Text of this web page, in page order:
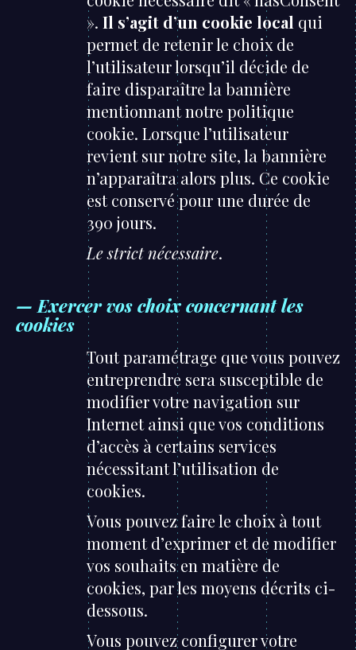
». Il s’agit d’un cookie local qui
permet de retenir le choix de
l’utilisateur lorsqu’il décide de
faire disparaître la bannière
mentionnant notre politique
cookie. Lorsque l’utilisateur
revient sur notre site, la bannière
n’apparaîtra alors plus. Ce cookie
est conservé pour une durée de
390 jours.
Le strict nécessaire.
— Exercer vos choix concernant les
cookies
Tout paramétrage que vous pouvez
entreprendre sera susceptible de
modifier votre navigation sur
Internet ainsi que vos conditions
d’accès à certains services
nécessitant l’utilisation de
cookies.
Vous pouvez faire le choix à tout
moment d’exprimer et de modifier
vos souhaits en matière de
cookies, par les moyens décrits ci-
dessous.
Vous pouvez configurer votre